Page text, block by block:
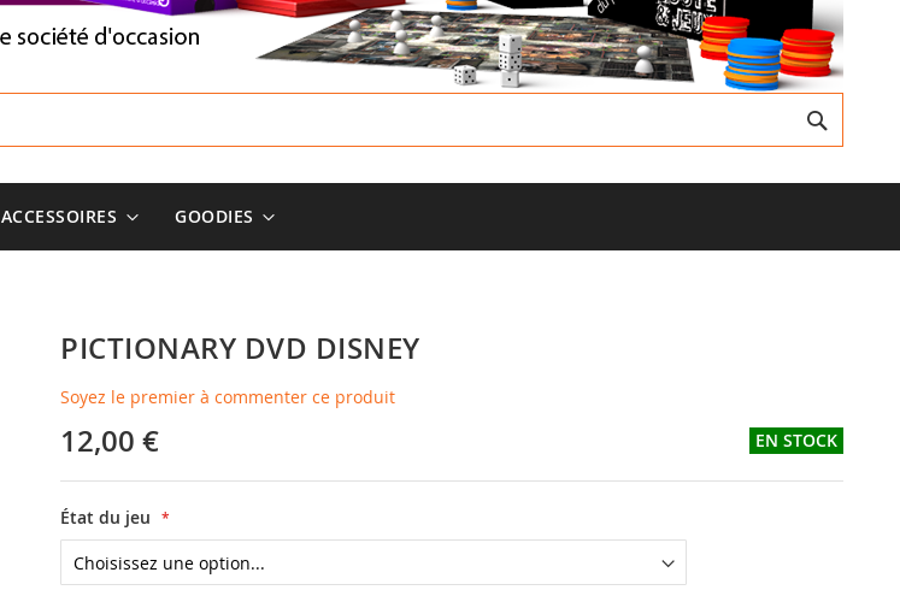
ACCESSOIRES GOODIES
PICTIONARY DVD DISNEY
Soyez le premier à commenter ce produit
12,00 € EN STOCK
État du jeu